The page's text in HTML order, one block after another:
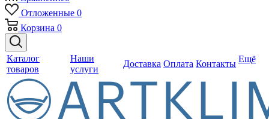
Отложенные 0
Корзина 0
Каталог
товаров
Наши
услуги
Доставка Оплата Контакты Ещё